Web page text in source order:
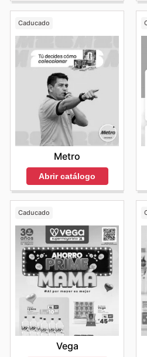
Caducado
Metro
Abrir catálogo
Caducado
Vega